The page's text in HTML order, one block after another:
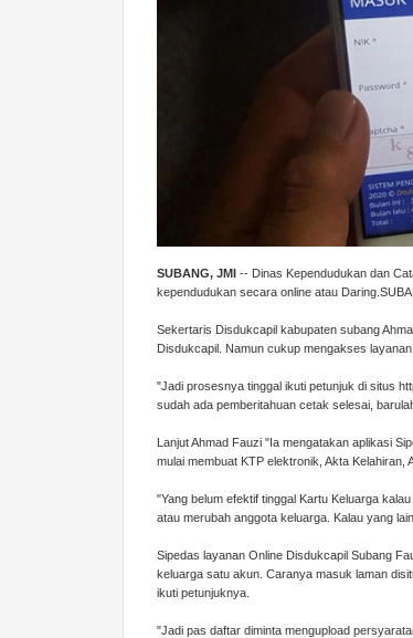
SUBANG, JMI -- Dinas Kependudukan dan
kependudukan secara online atau
Sekertaris Disdukcapil kabupaten subang
Disdukcapil. Namun cukup mengakses
"Jadi prosesnya tinggal ikuti petunjuk di situs
sudah ada pemberitahuan cetak selesai,
Lanjut Ahmad Fauzi "Ia mengatakan aplikasi
mulai membuat KTP elektronik, Akta
"Yang belum efektif tinggal Kartu Keluarga
atau merubah anggota keluarga. Kalau yang
Sipedas layanan Online Disdukcapil Subang
keluarga satu akun. Caranya masuk laman
ikuti petunjuknya.
"Jadi pas daftar diminta mengupload